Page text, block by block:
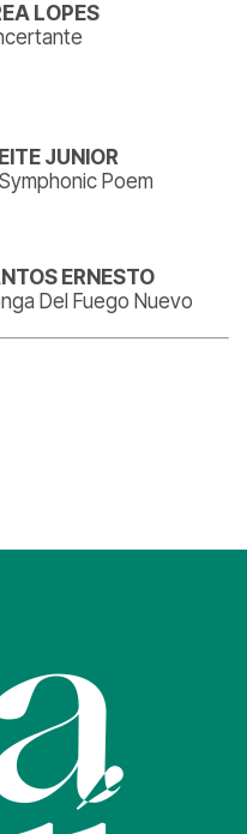
LOPES
JUNIOR
Poem
ERNESTO
Del Fuego Nuevo